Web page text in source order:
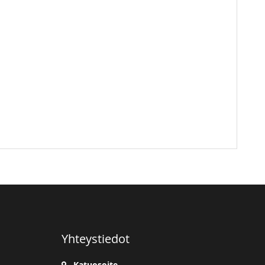
Yhteystiedot